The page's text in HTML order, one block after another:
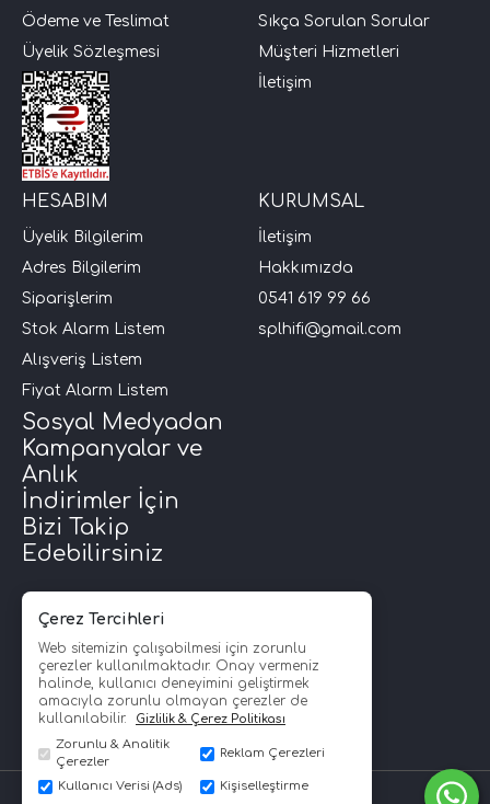
Modelleri
Setleri)
Arac Baslari)
Performans)
Ödeme ve Teslimat
Üyelik Sözleşmesi
Sıkça Sorulan Sorular
Müşteri Hizmetleri
İletişim
HESABIM
Üyelik Bilgilerim
Adres Bilgilerim
Siparişlerim
Stok Alarm Listem
Alışveriş Listem
Fiyat Alarm Listem
KURUMSAL
İletişim
Hakkımızda
0541 619 99 66
splhifi@gmail.com
Sosyal Medyadan
Kampanyalar ve
Anlık
İndirimler İçin
Bizi Takip
Edebilirsiniz
SPLHİFİ © Copyright 2008 - 2026
Çerez Tercihleri
Web sitemizin çalışabilmesi için zorunlu
çerezler kullanılmaktadır. Onay vermeniz
halinde, kullanıcı deneyimini geliştirmek
amacıyla zorunlu olmayan çerezler de
kullanılabilir.
Gizlilik & Çerez Politikası
Zorunlu & Analitik
Çerezler
Reklam Çerezleri
Kullanıcı Verisi (Ads) Kişiselleştirme